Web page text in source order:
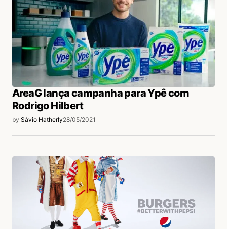
AreaG lança campanha para Ypê com
Rodrigo Hilbert
by Sávio Hatherly28/05/2021